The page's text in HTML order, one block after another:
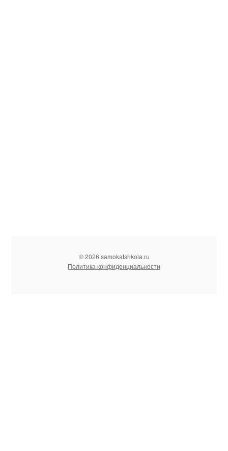
© 2026 samokatshkola.ru
Политика конфиденциальности